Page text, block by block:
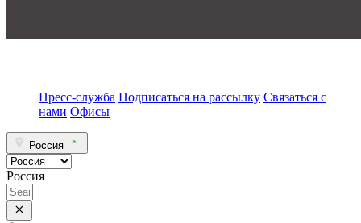
Пресс-служба Подписаться на рассылку Связаться с
нами Офисы
Россия
Россия